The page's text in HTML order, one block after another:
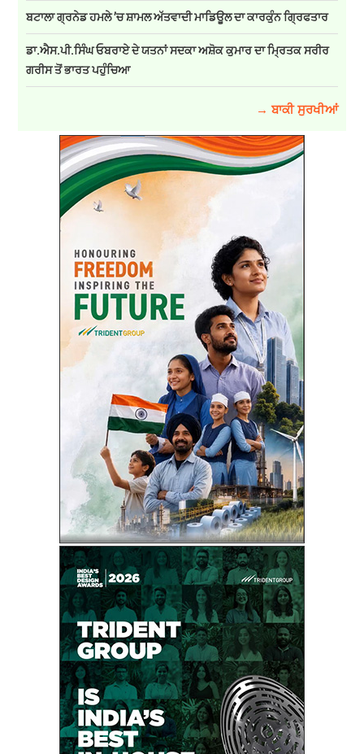
ਬਟਾਲਾ ਗ੍ਰਨੇਡ ਹਮਲੇ ’ਚ ਸ਼ਾਮਲ ਅੱਤਵਾਦੀ ਮਾਡਿਊਲ ਦਾ ਕਾਰਕੁੰਨ ਗ੍ਰਿਫਤਾਰ
ਡਾ.ਐਸ.ਪੀ.ਸਿੰਘ ਓਬਰਾਏ ਦੇ ਯਤਨਾਂ ਸਦਕਾ ਅਸ਼ੋਕ ਕੁਮਾਰ ਦਾ ਮ੍ਰਿਤਕ ਸਰੀਰ
ਗਰੀਸ ਤੋਂ ਭਾਰਤ ਪਹੁੰਚਿਆ
→ ਬਾਕੀ ਸੁਰਖੀਆਂ